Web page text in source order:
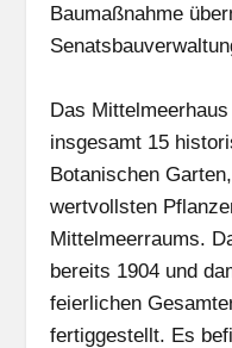
Baumaßnahme
Das
insgesamt 15
Botanischen
wertvollsten
Mittelmeerraums.
bereits 1904 und
feierlichen
fertiggestellt. Es